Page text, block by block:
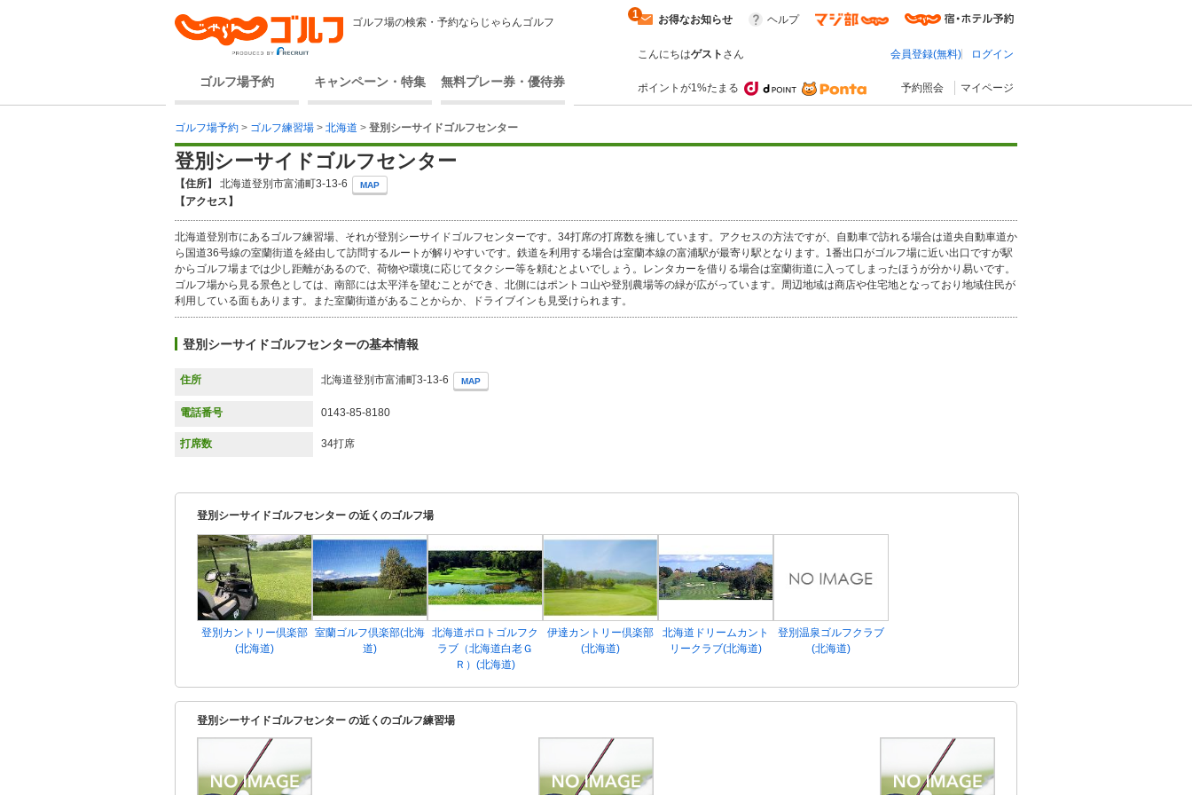
ゴルフ場の検索・予約ならじゃらんゴルフ
ゴルフ場予約 キャンペーン・特集 無料プレー券・優待券
お得なお知らせ
1 ヘルプ
こんにちはゲスト さん 会員登録(無料) ログイン
ポイントが1%たまる 予約照会 マイページ
ゴルフ場予約 > ゴルフ練習場 > 北海道 > 登別シーサイドゴルフセンター
登別シーサイドゴルフセンター
【住所】 北海道登別市富浦町3-13-6 MAP
【アクセス】
北海道登別市にあるゴルフ練習場、それが登別シーサイドゴルフセンターです。34打席の打席数を擁しています。アクセスの方法ですが、自動車で訪れる場合は道央自動車道か
ら国道36号線の室蘭街道を経由して訪問するルートが解りやすいです。鉄道を利用する場合は室蘭本線の富浦駅が最寄り駅となります。1番出口がゴルフ場に近い出口ですが駅
からゴルフ場までは少し距離があるので、荷物や環境に応じてタクシー等を頼むとよいでしょう。レンタカーを借りる場合は室蘭街道に入ってしまったほうが分かり易いです。
ゴルフ場から見る景色としては、南部には太平洋を望むことができ、北側にはポントコ山や登別農場等の緑が広がっています。周辺地域は商店や住宅地となっており地域住民が
利用している面もあります。また室蘭街道があることからか、ドライブインも見受けられます。
登別シーサイドゴルフセンターの基本情報
住所 北海道登別市富浦町3-13-6 MAP
電話番号 0143-85-8180
打席数 34打席
登別シーサイドゴルフセンター の近くのゴルフ場
登別カントリー倶楽部
(北海道)
室蘭ゴルフ倶楽部(北海
道)
北海道ポロトゴルフク
ラブ（北海道白老Ｇ
Ｒ）(北海道)
伊達カントリー倶楽部
(北海道)
北海道ドリームカント
リークラブ(北海道)
登別温泉ゴルフクラブ
(北海道)
登別シーサイドゴルフセンター の近くのゴルフ練習場